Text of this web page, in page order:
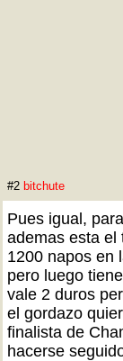
#2 bitchute
Pues igual,
ademas esta el
1200 napos en
pero luego
vale 2 duros
el gordazo
finalista de
hacerse